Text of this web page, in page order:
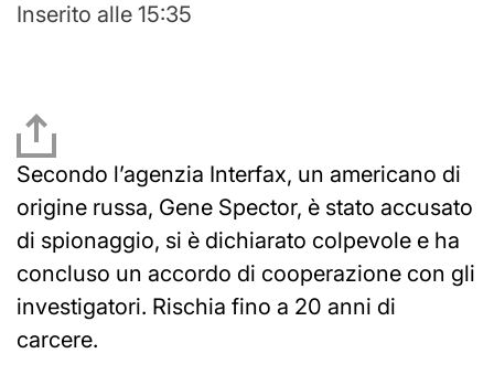
Inserito alle 15:35
Secondo l’agenzia Interfax, un americano di
origine russa, Gene Spector, è stato accusato
di spionaggio, si è dichiarato colpevole e ha
concluso un accordo di cooperazione con gli
investigatori. Rischia fino a 20 anni di
carcere.